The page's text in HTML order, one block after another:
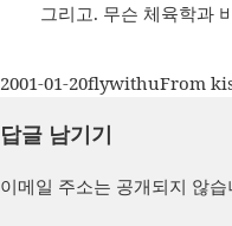
그리고. 무슨 체육학과
작
일
2001-01-20글
이
flywithu카
From
답글 남기기
이메일 주소는 공개되지 않습